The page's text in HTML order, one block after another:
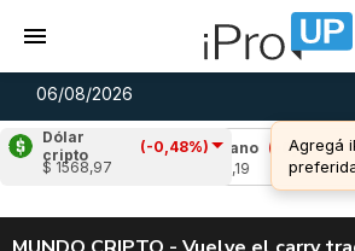
06/08/2026
Dólar
cripto
(-0,48%)
$ 1568,97
Cardano
(-0,83%)
ALERTA